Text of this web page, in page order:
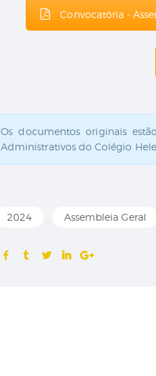
Convocatória -
Os documentos originais
Administrativos do Colégio
2024 Assembleia Geral